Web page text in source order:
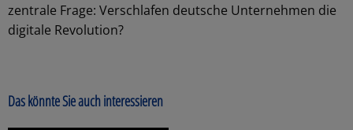
zentrale Frage: Verschlafen deutsche Unternehmen die
digitale Revolution?
Das könnte Sie auch interessieren